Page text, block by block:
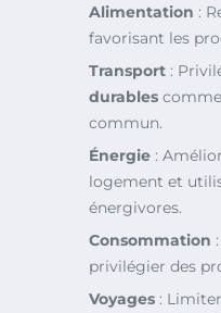
Alimentation :
favorisant les
Transport :
durables
commun.
Énergie :
logement et
énergivores.
Consommation
privilégier des
Voyages :